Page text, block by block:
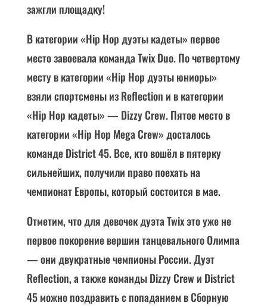
зажгли площадку!
В категории «Hip Hop дуэты кадеты» первое
место завоевала команда Twix Duo. По четвертому
месту в категории «Hip Hop дуэты юниоры»
взяли спортсмены из Reflection и в категории
«Hip Hop кадеты» — Dizzy Crew. Пятое место в
категории «Hip Hop Mega Crew» досталось
команде District45. Все, кто вошёл в пятерку
сильнейших, получили право поехать на
чемпионат Европы, который состоится в мае.
Отметим, что для девочек дуэта Twix это уже не
первое покорение вершин танцевального Олимпа
— они двукратные чемпионы России. Дуэт
Reflection, а также команды Dizzy Crew и District
45 можно поздравить с попаданием в Сборную